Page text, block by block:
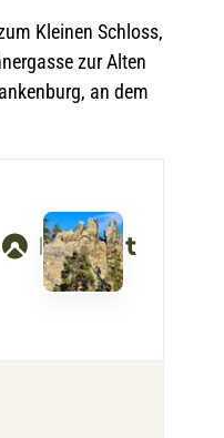
Klei­nen Schloss,
zur Alten
an dem